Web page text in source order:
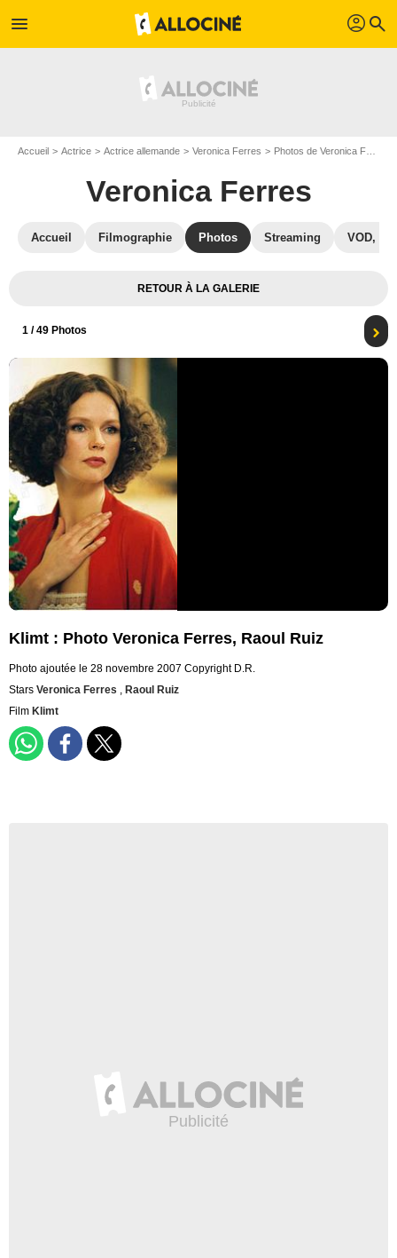
menu profil search
Accueil Actrice Actrice allemande Veronica Ferres Photos de Veronica Ferres
Veronica Ferres
Accueil Filmographie Photos Streaming VOD,
RETOUR À LA GALERIE
1 / 49 Photos
Klimt : Photo Veronica Ferres, Raoul Ruiz
Photo ajoutée le 28 novembre 2007 Copyright D.R.
Stars Veronica Ferres , Raoul Ruiz
Film Klimt